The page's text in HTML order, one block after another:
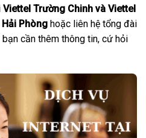
Viettel Trường Chinh và Viettel
Hải Phòng hoặc liên hệ tổng đài
cần thêm thông tin, cứ hỏi